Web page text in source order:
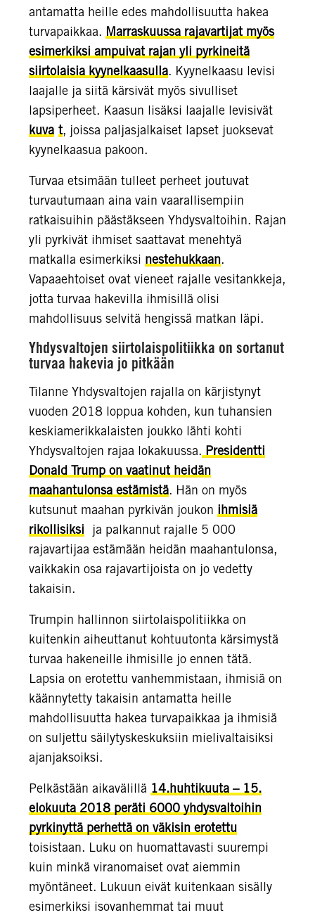
antamatta heille edes mahdollisuutta hakea
turvapaikkaa. Marraskuussa rajavartijat myös
esimerkiksi ampuivat rajan yli pyrkineitä
siirtolaisia kyynelkaasulla. Kyynelkaasu levisi
laajalle ja siitä kärsivät myös sivulliset
lapsiperheet. Kaasun lisäksi laajalle levisivät
kuva t, joissa paljasjalkaiset lapset juoksevat
kyynelkaasua pakoon.
Turvaa etsimään tulleet perheet joutuvat
turvautumaan aina vain vaarallisempiin
ratkaisuihin päästäkseen Yhdysvaltoihin. Rajan
yli pyrkivät ihmiset saattavat menehtyä
matkalla esimerkiksi nestehukkaan.
Vapaaehtoiset ovat vieneet rajalle vesitankkeja,
jotta turvaa hakevilla ihmisillä olisi
mahdollisuus selvitä hengissä matkan läpi.
Yhdysvaltojen siirtolaispolitiikka on sortanut
turvaa hakevia jo pitkään
Tilanne Yhdysvaltojen rajalla on kärjistynyt
vuoden 2018 loppua kohden, kun tuhansien
keskiamerikkalaisten joukko lähti kohti
Yhdysvaltojen rajaa lokakuussa. Presidentti
Donald Trump on vaatinut heidän
maahantulonsa estämistä. Hän on myös
kutsunut maahan pyrkivän joukon ihmisiä
rikollisiksi
ja palkannut rajalle 5 000
rajavartijaa estämään heidän maahantulonsa,
vaikkakin osa rajavartijoista on jo vedetty
takaisin.
Trumpin hallinnon siirtolaispolitiikka on
kuitenkin aiheuttanut kohtuutonta kärsimystä
turvaa hakeneille ihmisille jo ennen tätä.
Lapsia on erotettu vanhemmistaan, ihmisiä on
käännytetty takaisin antamatta heille
mahdollisuutta hakea turvapaikkaa ja ihmisiä
on suljettu säilytyskeskuksiin mielivaltaisiksi
ajanjaksoiksi.
Pelkästään aikavälillä 14.huhtikuuta – 15.
elokuuta 2018 peräti 6000 yhdysvaltoihin
pyrkinyttä perhettä on väkisin erotettu
toisistaan. Luku on huomattavasti suurempi
kuin minkä viranomaiset ovat aiemmin
myöntäneet. Lukuun eivät kuitenkaan sisälly
esimerkiksi isovanhemmat tai muut